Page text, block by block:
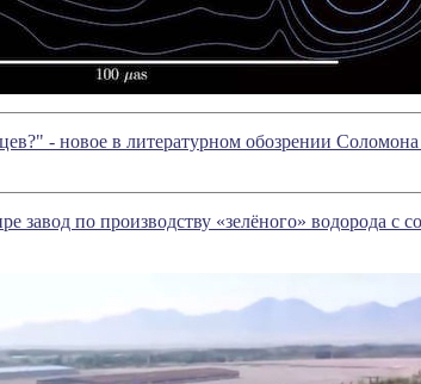
- новое в литературном обозрении
завод по производству «зелёного» водорода с